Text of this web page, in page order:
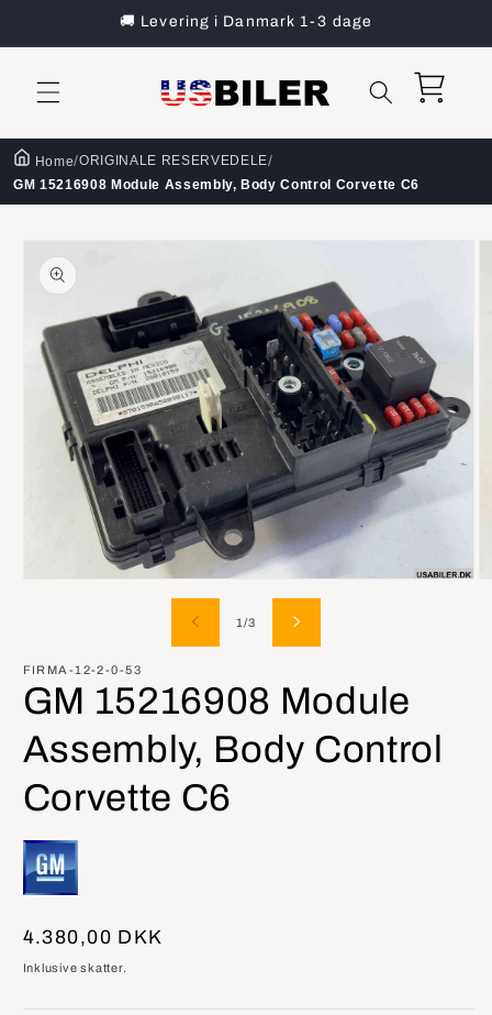
🚚 Levering i Danmark 1-3 dage
Indkøbskurv
Home/ORIGINALE RESERVEDELE/
GM 15216908 Module Assembly, Body Control Corvette C6
1/af
3
FIRMA-12-2-0-53
GM 15216908 Module
Assembly, Body Control
Corvette C6
Normalpris
4.380,00 DKK
Inklusive skatter.